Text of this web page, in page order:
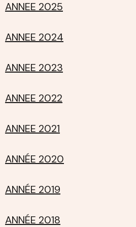
ANNEE 2025
ANNEE 2024
ANNEE 2023
ANNEE 2022
ANNEE 2021
ANNÉE 2020
ANNÉE 2019
ANNÉE 2018